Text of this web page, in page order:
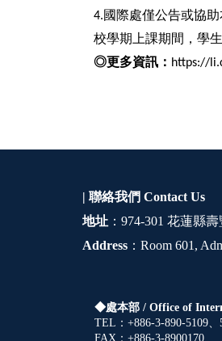
4.國際處僅公告或協
校學期上課期間，學
◎更多資訊： https://
| 聯絡我們 Contact Us
地址 ：974-301 花蓮縣
Address ：Room 601,
◆處本部 / Office of
TEL：+886-3-890-5109、
FAX：+886-3-8900170